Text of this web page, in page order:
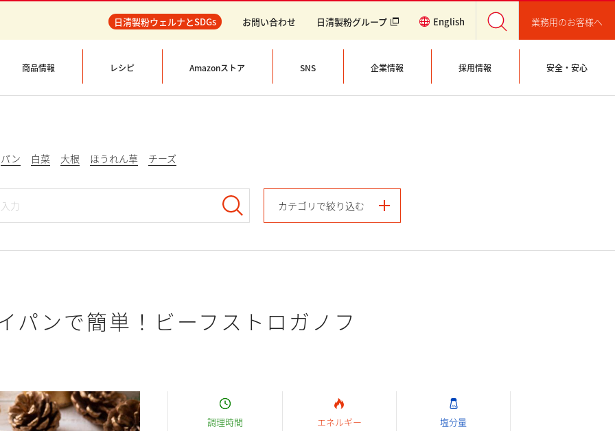
日清製粉ウェルナとSDGs お問い合わせ 日清製粉グループ English 業務用のお客様へ
商品情報 レシピ Amazonストア SNS 企業情報 採用情報 安全・安心
パン 白菜 大根 ほうれん草 チーズ
カテゴリで絞り込む
パンで簡単！ビーフストロガノフ
調理時間 エネルギー 塩分量